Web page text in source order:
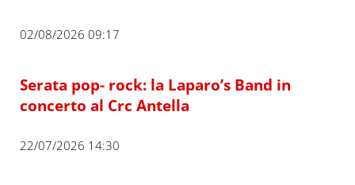
02/08/2026 09:17
Serata pop- rock: la Laparo’s Band in
concerto al Crc Antella
22/07/2026 14:30